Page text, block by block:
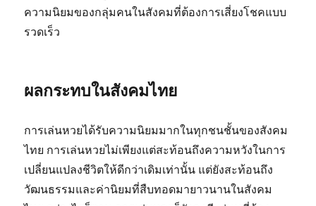
ความนิยมของกลุ่มคนในสังคมที่ต้องการเสี่ยงโชคแบบ
รวดเร็ว
ผลกระทบในสังคมไทย
การเล่นหวยได้รับความนิยมมากในทุกชนชั้นของสังคม
ไทย การเล่นหวยไม่เพียงแต่สะท้อนถึงความหวังในการ
เปลี่ยนแปลงชีวิตให้ดีกว่าเดิมเท่านั้น แต่ยังสะท้อนถึง
วัฒนธรรมและค่านิยมที่สืบทอดมายาวนานในสังคม